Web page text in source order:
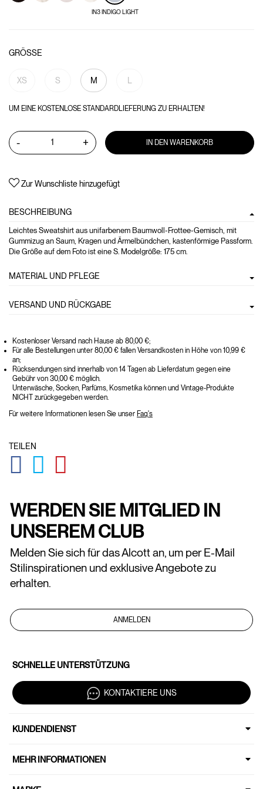
IN3 INDIGO LIGHT
GRÖSSE
XS S M
UM EINE KOSTENLOSE STANDARDLIEFERUNG ZU ERHALTEN!
- + IN DEN WARENKORB
Zur Wunschliste hinzugefügt
BESCHREIBUNG
Leichtes Sweatshirt aus unifarbenem Baumwoll-Frottee-Gemisch, mit
Gummizug an Saum, Kragen und Ärmelbündchen, kastenförmige Passform.
Die Größe auf dem Foto ist eine S. Modelgröße: 175 cm.
MATERIAL UND PFLEGE
VERSAND UND RÜCKGABE
Kostenloser Versand nach Hause ab 80,00 €;
Für alle Bestellungen unter 80,00 € fallen Versandkosten in Höhe von 10,99 €
an;
Rücksendungen sind innerhalb von 14 Tagen ab Lieferdatum gegen eine
Gebühr von 30,00 € möglich.
Unterwäsche, Socken, Parfüms, Kosmetika können und Vintage-Produkte
NICHT zurückgegeben werden.
Für weitere Informationen lesen Sie unser Faq's
TEILEN
GLOBAL.SOCIALSHARE.FACEBOOK
GLOBAL.SOCIALSHARE.TWITTER
WERDEN SIE MITGLIED IN
UNSEREM CLUB
Melden Sie sich für das Alcott an, um per E-Mail
Stilinspirationen und exklusive Angebote zu
erhalten.
ANMELDEN
SCHNELLE UNTERSTÜTZUNG
KONTAKTIERE UNS
KUNDENDIENST
MEHR INFORMATIONEN